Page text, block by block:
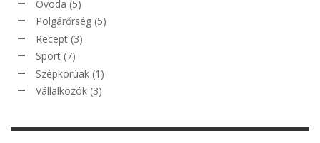
Óvoda (5)
Polgárőrség (5)
Recept (3)
Sport (7)
Szépkorúak (1)
Vállalkozók (3)